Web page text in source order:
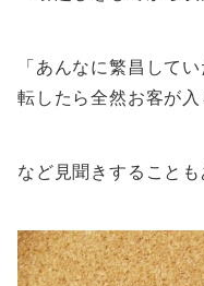
「あんなに繁昌して
転したら全然お客が入
など見聞きすることも